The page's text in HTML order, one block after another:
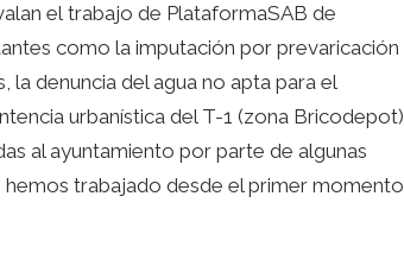
el trabajo de PlataformaSAB de
como la imputación por prevaricación
la denuncia del agua no apta para el
urbanística del T-1 (zona Bricodepot)
al ayuntamiento por parte de algunas
trabajado desde el primer momento